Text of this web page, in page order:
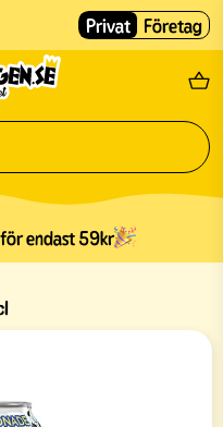
Fri
Privat Företag
endast 59kr